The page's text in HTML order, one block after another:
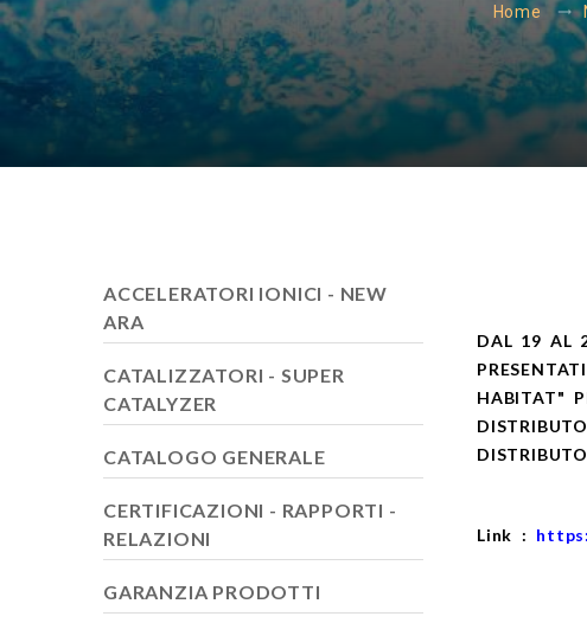
Home
DAL 19 AL
HABITAT"
Link :
ACCELERATORI IONICI - NEW
ARA
CATALIZZATORI - SUPER
CATALYZER
CATALOGO GENERALE
CERTIFICAZIONI - RAPPORTI -
RELAZIONI
GARANZIA PRODOTTI